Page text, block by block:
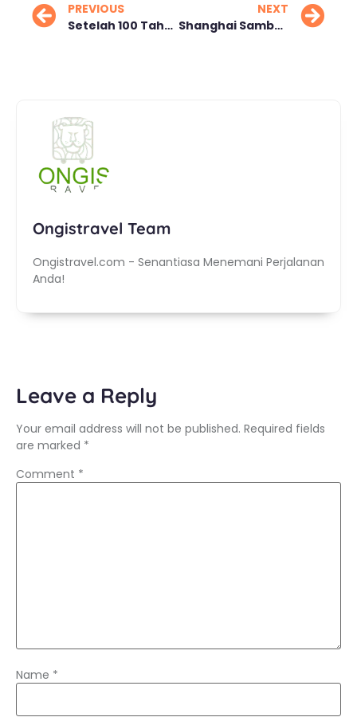
PREVIOUS
Setelah 100 Tahun, Sungai Seine Paris Kembali Dibuka untuk Berenang
NEXT
Shanghai Sambut Legoland, Targetkan Jutaan Wisatawan
Ongistravel Team
Ongistravel.com - Senantiasa Menemani Perjalanan
Anda!
Leave a Reply
Your email address will not be published. Required fields
are marked *
Comment *
Name *